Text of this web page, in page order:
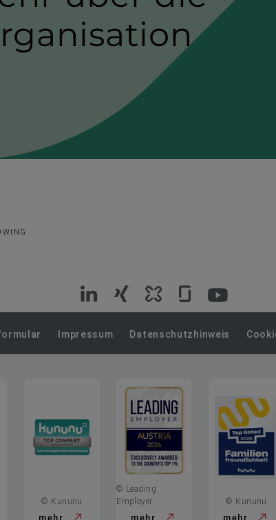
VIG
auf
VIG
auf
VIG
auf
VIG
auf
VIG
auf
Impressum Datenschutzhinweis
© Kununu
mehr
© Leading
Employer
mehr
© Kununu
mehr